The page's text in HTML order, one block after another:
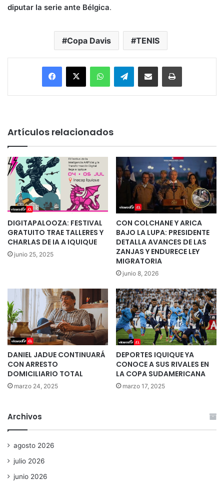
diputar la serie ante Bélgica.
Copa Davis TENIS
Facebook
X WhatsAppTelegramEnviar vía email Imprimir
Artículos relacionados
DIGITAPALOOZA: FESTIVAL
GRATUITO TRAE TALLERES Y
CHARLAS DE IA A IQUIQUE
junio 25, 2025
CON COLCHANE Y ARICA
BAJO LA LUPA: PRESIDENTE
DETALLA AVANCES DE LAS
ZANJAS Y ENDURECE LEY
MIGRATORIA
junio 8, 2026
DANIEL JADUE CONTINUARÁ
CON ARRESTO
DOMICILIARIO TOTAL
marzo 24, 2025
DEPORTES IQUIQUE YA
CONOCE A SUS RIVALES EN
LA COPA SUDAMERICANA
marzo 17, 2025
Archivos
agosto 2026
julio 2026
junio 2026